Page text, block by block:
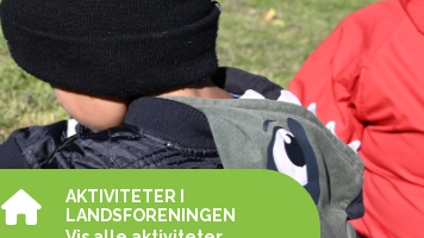
AKTIVITETER I
LANDSFORENINGEN